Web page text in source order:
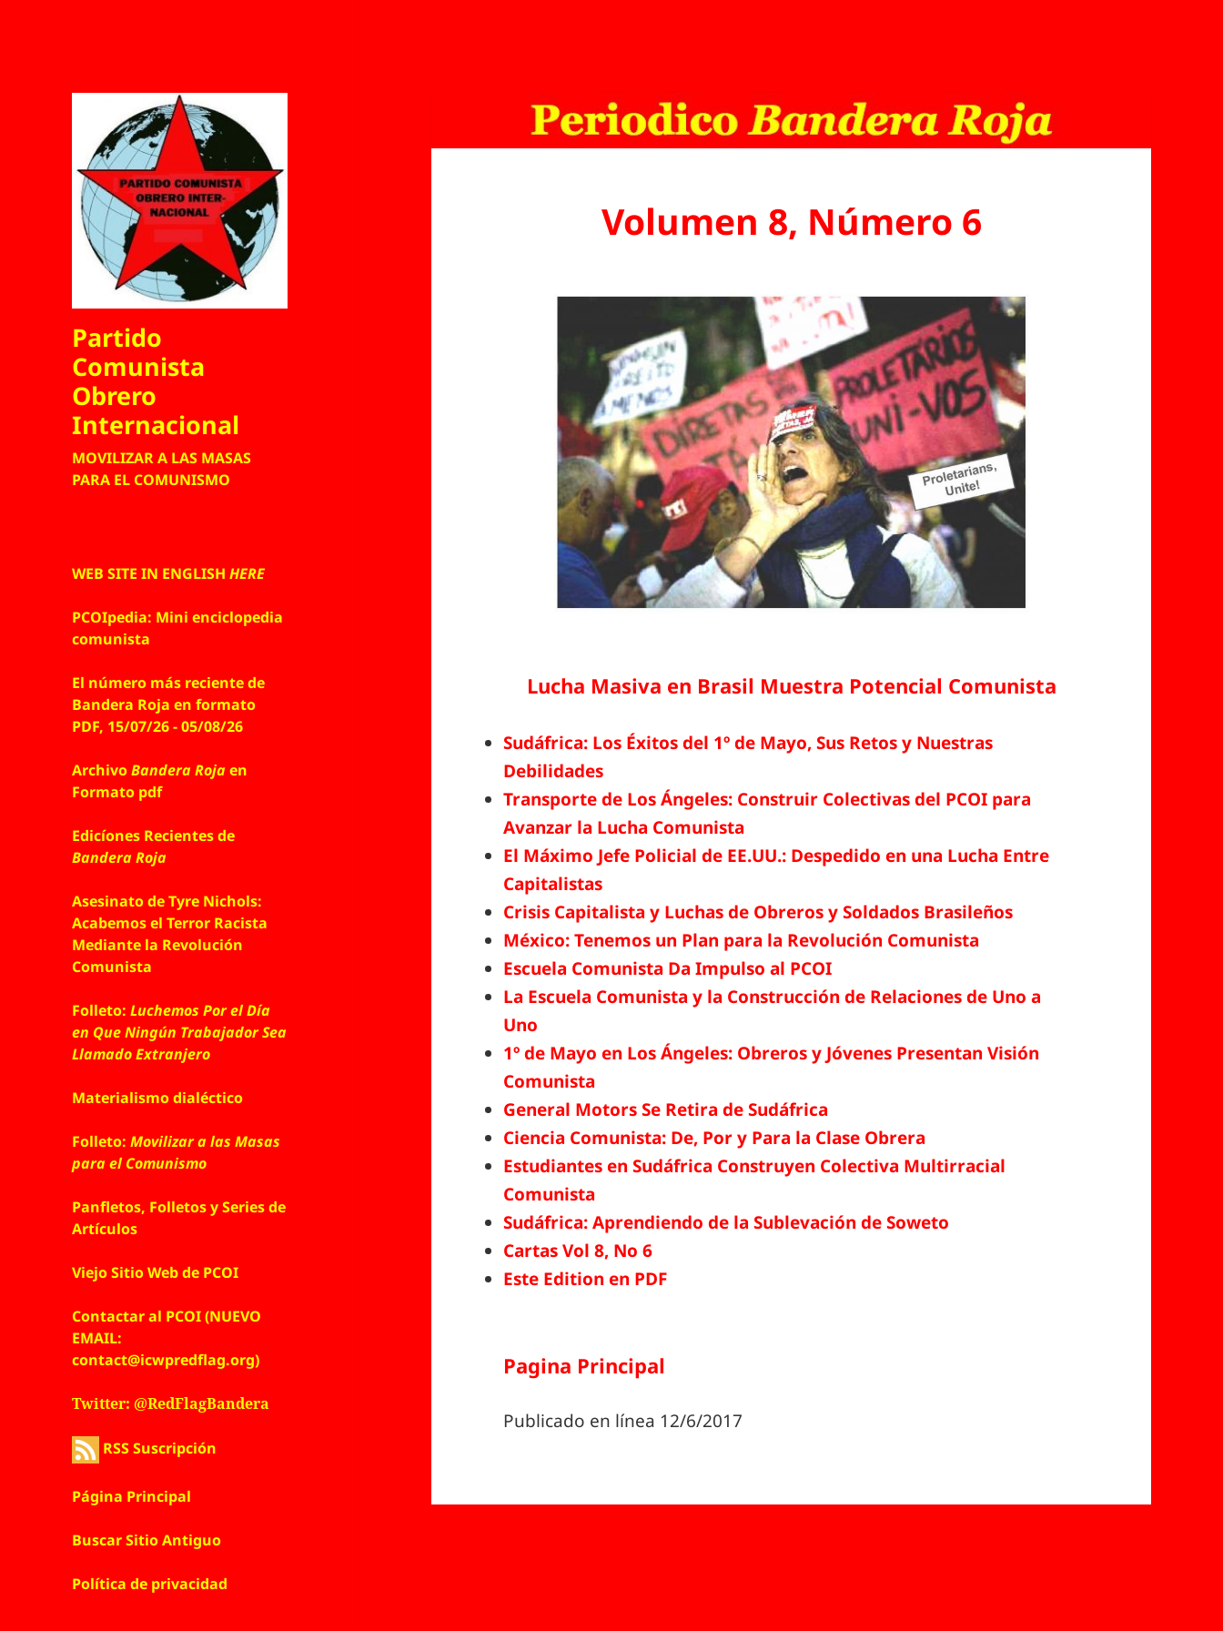
Partido
Comunista
Obrero
Internacional
MOVILIZAR A LAS MASAS
PARA EL COMUNISMO
WEB SITE IN ENGLISHHERE
PCOIpedia: Mini enciclopedia
comunista
El número más reciente de
Bandera Roja en formato
PDF, 15/07/26 - 05/08/26
ArchivoBandera Rojaen
Formato pdf
Edicíones Recientes de
Bandera Roja
Asesinato de Tyre Nichols:
Acabemos el Terror Racista
Mediante la Revolución
Comunista
Folleto:Luchemos Por el Día
en Que Ningún Trabajador Sea
Llamado Extranjero
Materialismo dialéctico
Folleto:Movilizar a las Masas
para el Comunismo
Panfletos, Folletos y Series de
Artículos
Viejo Sitio Web de PCOI
Contactar al PCOI (NUEVO
EMAIL:
contact@icwpredflag.org)
Twitter: @RedFlagBandera
RSS Suscripción
Página Principal
Buscar Sitio Antiguo
Política de privacidad
Volumen 8, Número 6
Lucha Masiva en Brasil Muestra Potencial Comunista
Sudáfrica: Los Éxitos del 1º de Mayo, Sus Retos y Nuestras
Debilidades
Transporte de Los Ángeles: Construir Colectivas del PCOI para
Avanzar la Lucha Comunista
El Máximo Jefe Policial de EE.UU.: Despedido en una Lucha Entre
Capitalistas
Crisis Capitalista y Luchas de Obreros y Soldados Brasileños
México: Tenemos un Plan para la Revolución Comunista
Escuela Comunista Da Impulso al PCOI
La Escuela Comunista y la Construcción de Relaciones de Uno a
Uno
1º de Mayo en Los Ángeles: Obreros y Jóvenes Presentan Visión
Comunista
General Motors Se Retira de Sudáfrica
Ciencia Comunista: De, Por y Para la Clase Obrera
Estudiantes en Sudáfrica Construyen Colectiva Multirracial
Comunista
Sudáfrica: Aprendiendo de la Sublevación de Soweto
Cartas Vol 8, No 6
Este Edition en PDF
Pagina Principal
Publicado en línea 12/6/2017